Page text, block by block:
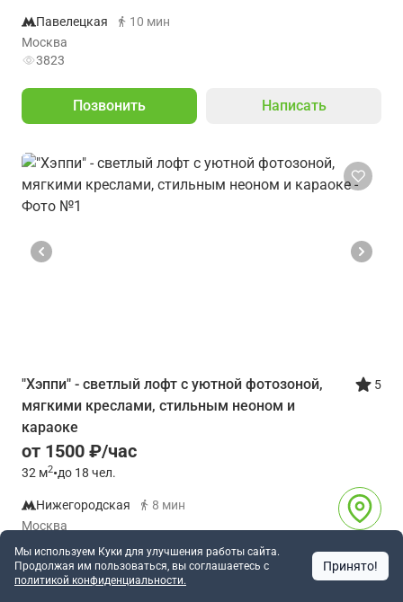
Павелецкая
10 мин
Москва
3823
Позвонить Написать
"Хэппи" - светлый лофт с уютной фотозоной,
мягкими креслами, стильным неоном и
караоке
от 1500 ₽/час
32 м2•до 18 чел.
5
Нижегородская
8 мин
Москва
Позвонить
Мы используем Куки для улучшения работы сайта.
Продолжая им пользоваться, вы соглашаетесь c
политикой конфиденциальности.
Принято!